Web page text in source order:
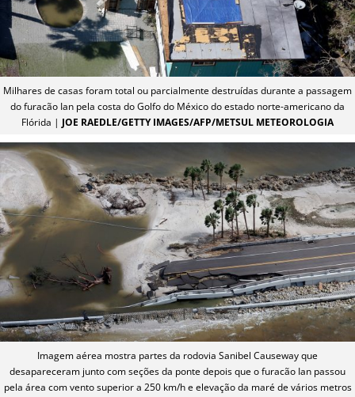
Milhares de casas foram total ou parcialmente destruídas durante a passagem
do furacão Ian pela costa do Golfo do México do estado norte-americano da
Flórida | JOE RAEDLE/GETTY IMAGES/AFP/METSUL METEOROLOGIA
Imagem aérea mostra partes da rodovia Sanibel Causeway que
desapareceram junto com seções da ponte depois que o furacão Ian passou
pela área com vento superior a 250 km/h e elevação da maré de vários metros